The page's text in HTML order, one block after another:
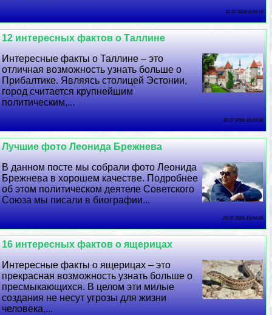
31 07 2026 0:39:10
12 интересных фактов о Таллине
Интересные факты о Таллине – это
отличная возможность узнать больше о
Прибалтике. Являясь столицей Эстонии,
город считается крупнейшим
политическим,...
30 07 2026 20:22:34
Лучшие фото Леонида Брежнева
В данном посте мы собрали фото Леонида
Брежнева в хорошем качестве. Подробнее
об этом политическом деятеле Советского
Союза мы писали в биографии...
29 07 2026 19:54:26
16 интересных фактов о ящерицах
Интересные факты о ящерицах – это
прекрасная возможность узнать больше о
пресмыкающихся. В целом эти милые
создания не несут угрозы для жизни
человека,...